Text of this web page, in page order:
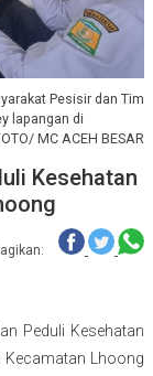
Pesisir dan Tim
lapangan di
MC ACEH BESAR
Kesehatan
Peduli Kesehatan
Kecamatan Lhoong